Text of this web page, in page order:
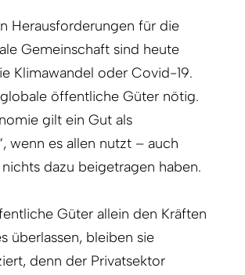
Herausforderungen für die
Gemeinschaft sind heute
Klimawandel oder Covid-19.
öffentliche Güter nötig.
gilt ein Gut als
wenn es allen nutzt – auch
dazu beigetragen haben.
Güter allein den Kräften
überlassen, bleiben sie
denn der Privatsektor